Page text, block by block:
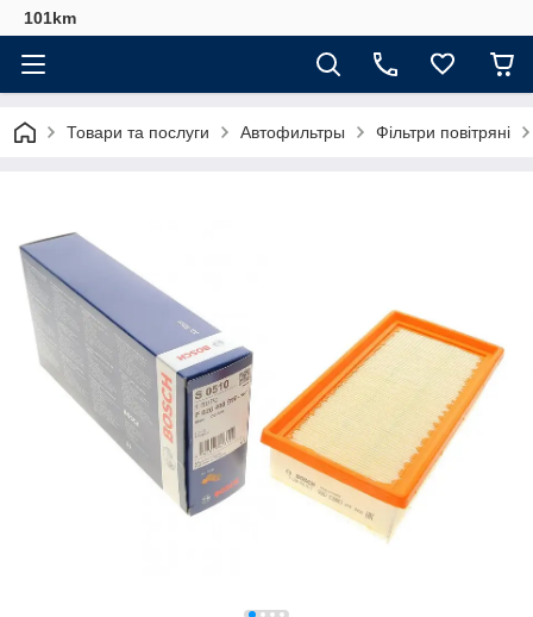
101km
Товари та послуги Автофильтры Фільтри повітряні